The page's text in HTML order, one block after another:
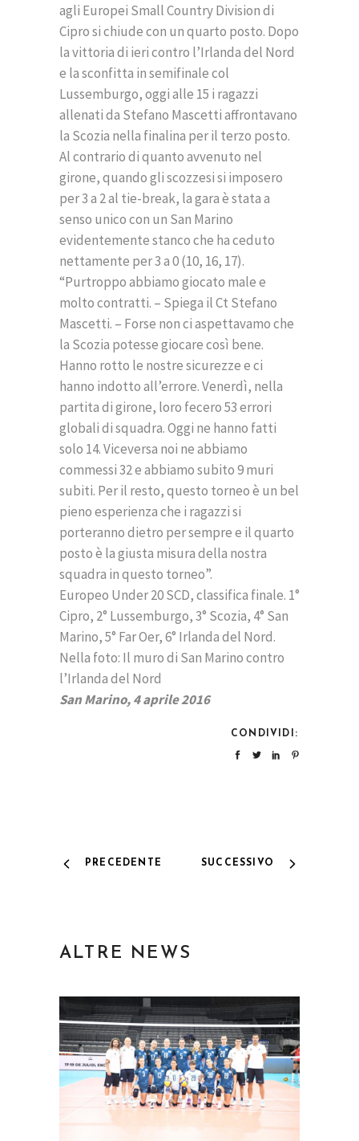
agli Europei Small Country Division di
Cipro si chiude con un quarto posto. Dopo
la vittoria di ieri contro l’Irlanda del Nord
e la sconfitta in semifinale col
Lussemburgo, oggi alle 15 i ragazzi
allenati da Stefano Mascetti affrontavano
la Scozia nella finalina per il terzo posto.
Al contrario di quanto avvenuto nel
girone, quando gli scozzesi si imposero
per 3 a 2 al tie-break, la gara è stata a
senso unico con un San Marino
evidentemente stanco che ha ceduto
nettamente per 3 a 0 (10, 16, 17).
“Purtroppo abbiamo giocato male e
molto contratti. – Spiega il Ct Stefano
Mascetti. – Forse non ci aspettavamo che
la Scozia potesse giocare così bene.
Hanno rotto le nostre sicurezze e ci
hanno indotto all’errore. Venerdì, nella
partita di girone, loro fecero 53 errori
globali di squadra. Oggi ne hanno fatti
solo 14. Viceversa noi ne abbiamo
commessi 32 e abbiamo subito 9 muri
subiti. Per il resto, questo torneo è un bel
pieno esperienza che i ragazzi si
porteranno dietro per sempre e il quarto
posto è la giusta misura della nostra
squadra in questo torneo”.
Europeo Under 20 SCD, classifica finale. 1°
Cipro, 2° Lussemburgo, 3° Scozia, 4° San
Marino, 5° Far Oer, 6° Irlanda del Nord.
Nella foto: Il muro di San Marino contro
l’Irlanda del Nord
San Marino, 4 aprile 2016
CONDIVIDI:
PRECEDENTE SUCCESSIVO
ALTRE NEWS